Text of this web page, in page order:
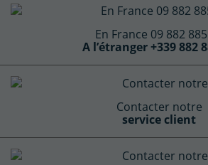
(1 avis)
En France 09 882
A l’étranger +339 882
Contacter notre
service client